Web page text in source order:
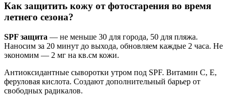
Как защитить кожу от фотостарения во время
летнего сезона?
SPF защита — не меньше 30 для города, 50 для пляжа.
Наносим за 20 минут до выхода, обновляем каждые 2 часа. Не
экономим — 2 мг на кв.см кожи.
Антиоксидантные сыворотки утром под SPF. Витамин С, Е,
феруловая кислота. Создают дополнительный барьер от
свободных радикалов.